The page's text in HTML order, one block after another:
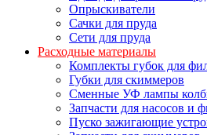
Опрыскиватели
Сачки для пруда
Сети для пруда
Расходные материалы
Комплекты губок для
Губки для скиммеров
Сменные УФ лампы
Запчасти для насосов и
Пуско зажигающие